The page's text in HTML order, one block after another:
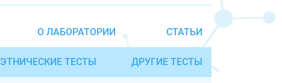
О ЛАБОРАТОРИИ СТАТЬИ
ЭТНИЧЕСКИЕ ТЕСТЫ ДРУГИЕ ТЕСТЫ